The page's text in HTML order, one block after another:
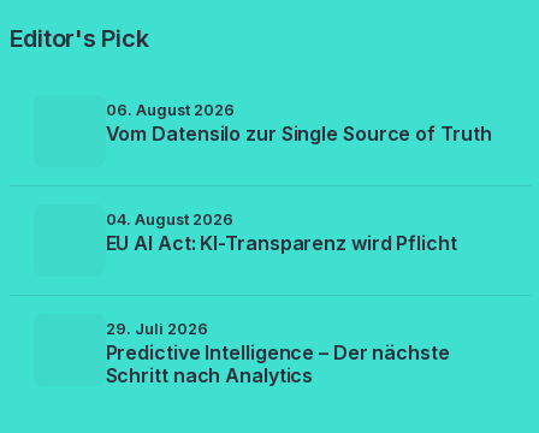
Editor's Pick
06. August 2026
Vom Datensilo zur Single Source of Truth
04. August 2026
EU AI Act: KI-Transparenz wird Pflicht
29. Juli 2026
Predictive Intelligence – Der nächste
Schritt nach Analytics